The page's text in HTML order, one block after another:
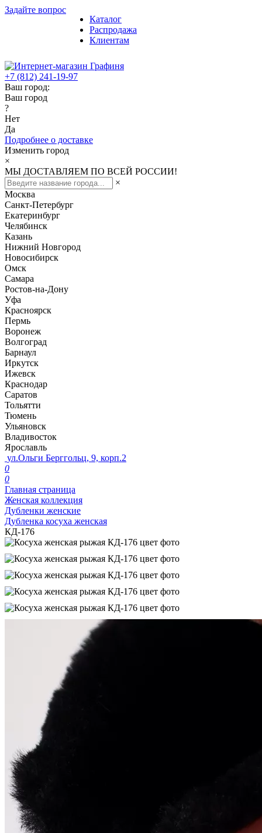
Задайте вопрос
Каталог
Распродажа
Клиентам
+7 (812) 241-19-97
Ваш город:
Ваш город
?
Нет
Да
Подробнее о доставке
Изменить город
×
МЫ ДОСТАВЛЯЕМ ПО ВСЕЙ РОССИИ!
×
Москва
Санкт-Петербург
Екатеринбург
Челябинск
Казань
Нижний Новгород
Новосибирск
Омск
Самара
Ростов-на-Дону
Уфа
Красноярск
Пермь
Воронеж
Волгоград
Барнаул
Иркутск
Ижевск
Краснодар
Саратов
Тольятти
Тюмень
Ульяновск
Владивосток
Ярославль
ул.Ольги Берггольц, 9, корп.2
0
0
Главная страница
Женская коллекция
Дубленки женские
Дубленка косуха женская
КД-176